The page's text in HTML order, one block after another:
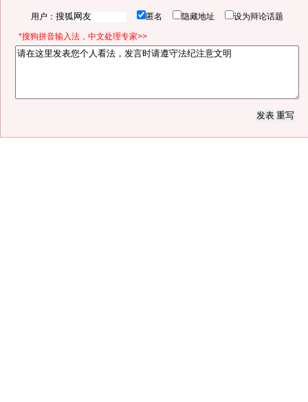
用户： 匿名 隐藏地址 设为辩论话题
*搜狗拼音输入法，中文处理专家>>